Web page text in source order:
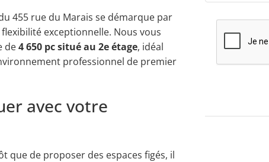
455 rue du Marais se démarque par
exceptionnelle. Nous vous
de4 650 pc situé au 2e étage, idéal
professionnel de premier
avec votre
que de proposer des espaces figés, il